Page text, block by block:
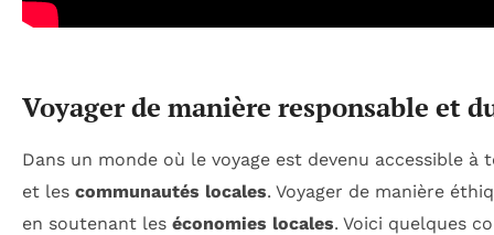
Voyager de manière responsable et
Dans un monde où le voyage est devenu accessible
et les communautés locales. Voyager de manière
en soutenant les économies locales. Voici quelques